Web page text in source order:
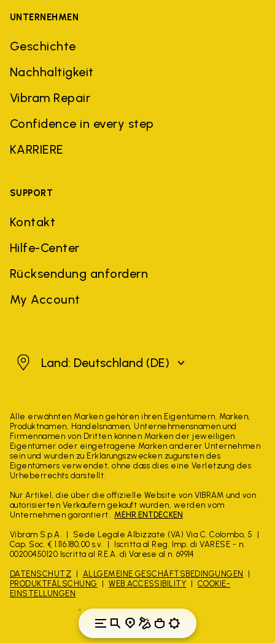
UNTERNEHMEN
Geschichte
Nachhaltigkeit
Vibram Repair
Confidence in every step
KARRIERE
SUPPORT
Kontakt
Hilfe-Center
Rücksendung anfordern
My Account
Deutschland
Land: Deutschland (DE)
Alle erwähnten Marken gehören ihren Eigentümern. Marken,
Produktnamen, Handelsnamen, Unternehmensnamen und
Firmennamen von Dritten können Marken der jeweiligen
Eigentümer oder eingetragene Marken anderer Unternehmen
sein und wurden zu Erklärungszwecken zugunsten des
Eigentümers verwendet, ohne dass dies eine Verletzung des
Urheberrechts darstellt.
Nur Artikel, die über die offizielle Website von VIBRAM und von
autorisierten Verkäufern gekauft wurden, werden vom
Unternehmen garantiert. MEHR ENTDECKEN
Vibram S.p.A.
Sede Legale Albizzate (VA) Via C. Colombo, 5
Cap. Soc. € 1.116.180,00 s.v.
Iscritta al Reg. Imp. di VARESE - n.
00200450120 Iscritta al R.E.A. di Varese al n. 69914
DATENSCHUTZ
ALLGEMEINE GESCHÄFTSBEDINGUNGEN
PRODUKTFÄLSCHUNG
WEB ACCESSIBILITY
COOKIE-
EINSTELLUNGEN